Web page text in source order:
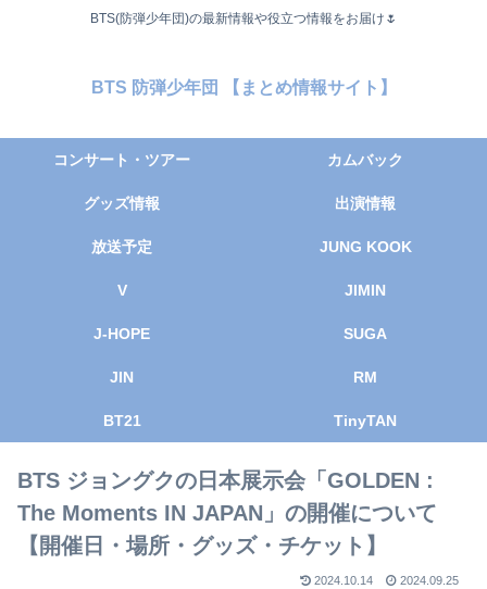
BTS(防弾少年団)の最新情報や役立つ情報をお届け🌷
BTS 防弾少年団 【まとめ情報サイト】
コンサート・ツアー カムバック
グッズ情報 出演情報
放送予定 JUNG KOOK
V JIMIN
J-HOPE SUGA
JIN RM
BT21 TinyTAN
BTS ジョングクの日本展示会「GOLDEN :
The Moments IN JAPAN」の開催について
【開催日・場所・グッズ・チケット】
2024.10.14 2024.09.25